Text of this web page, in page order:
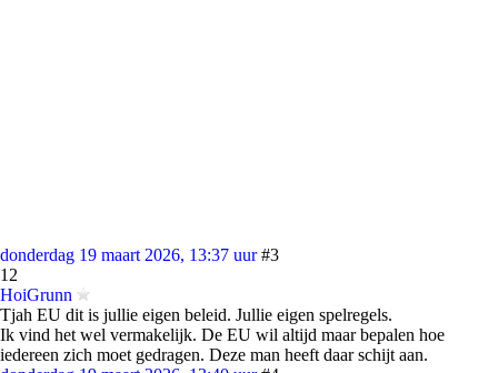
donderdag 19 maart 2026, 13:37 uur #3
12
HoiGrunn
Tjah EU dit is jullie eigen beleid. Jullie eigen spelregels.
Ik vind het wel vermakelijk. De EU wil altijd maar bepalen hoe
iedereen zich moet gedragen. Deze man heeft daar schijt aan.